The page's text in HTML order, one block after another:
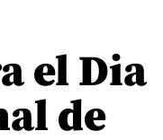
el Dia
de